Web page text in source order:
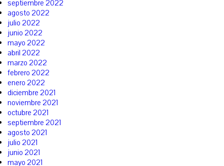
septiembre 2022
agosto 2022
julio 2022
junio 2022
mayo 2022
abril 2022
marzo 2022
febrero 2022
enero 2022
diciembre 2021
noviembre 2021
octubre 2021
septiembre 2021
agosto 2021
julio 2021
junio 2021
mayo 2021